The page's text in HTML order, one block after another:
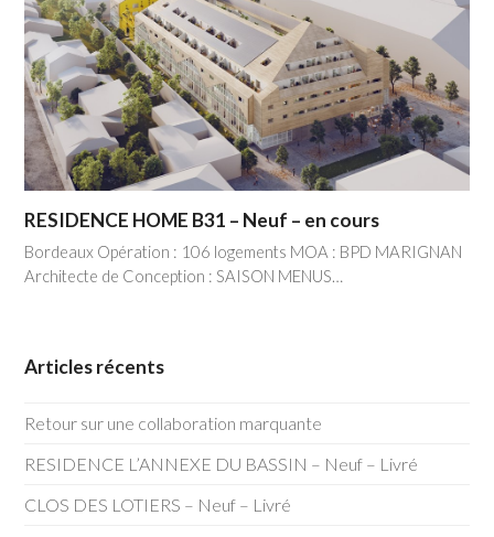
RESIDENCE HOME B31 – Neuf – en cours
Bordeaux Opération : 106 logements MOA : BPD MARIGNAN
Architecte de Conception : SAISON MENUS…
Articles récents
Retour sur une collaboration marquante
RESIDENCE L’ANNEXE DU BASSIN – Neuf – Livré
CLOS DES LOTIERS – Neuf – Livré